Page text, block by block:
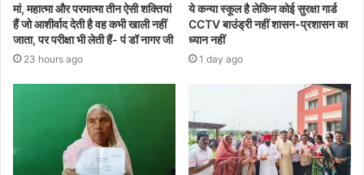
मां, महात्मा और परमात्मा तीन ऐसी शक्तियां
हैं जो आशीर्वाद देती है वह कभी खाली नहीं
जाता, पर परीक्षा भी लेती हैं- पं डॉ नागर जी
23 hours ago
ये कन्या स्कूल है लेकिन कोई सुरक्षा गार्ड
CCTV बाउंड्री नहीं शासन-प्रशासन का
ध्यान नहीं
1 day ago